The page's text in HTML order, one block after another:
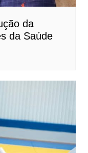
da
da Saúde